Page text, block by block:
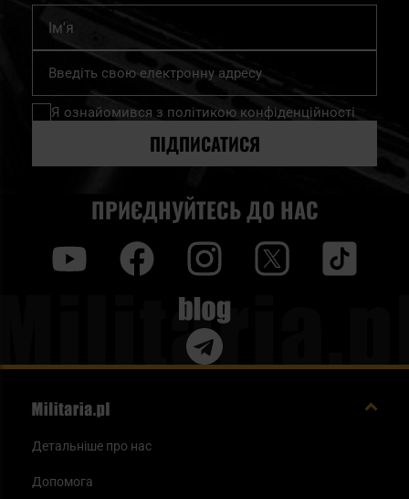
Підпишіться
нашу
розсилку
Я ознайомився з політикою конфіденційності
ПІДПИСАТИСЯ
ПРИЄДНУЙТЕСЬ ДО НАС
Blog
Детальніше про нас
Допомога